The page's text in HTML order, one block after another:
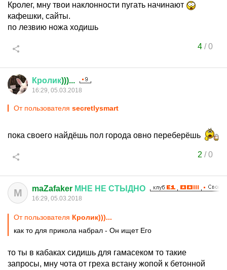
Кролег, мну твои наклонности пугать начинают
кафешки, сайты.
по лезвию ножа ходишь
4/0
Кролик)))...
16:29, 05.03.2018
От пользователя secretlysmart
пока своего найдёшь пол города овно переберёшь
2 /0
M maZafaker МНЕ НЕ СТЫДНО
16:29, 05.03.2018
От пользователя Кролик)))...
как то для прикола набрал - Он ищет Его
то ты в кабаках сидишь для гамасеком то такие
запросы, мну чота от греха встану жопой к бетонной